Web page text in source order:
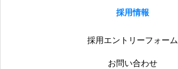
採用情報
採用エントリーフォーム
お問い合わせ